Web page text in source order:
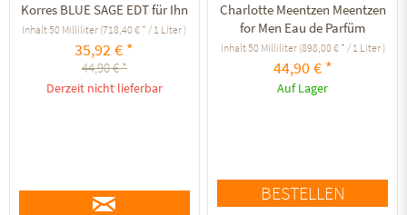
Korres BLUE SAGE EDT für Ihn
Inhalt50 Milliliter (718,40 € * / 1 Liter )
35,92 € *
44,90 € *
Derzeit nicht lieferbar
Charlotte Meentzen Meentzen
for Men Eau de Parfüm
Inhalt50 Milliliter (898,00 € * / 1 Liter )
44,90 € *
Auf Lager
BESTELLEN